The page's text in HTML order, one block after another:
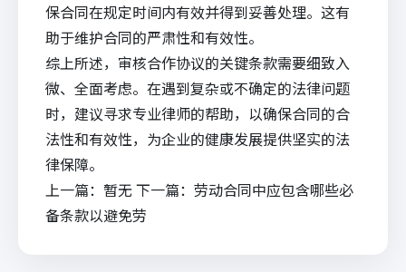
保合同在规定时间内有效并得到妥善处理。这有
助于维护合同的严肃性和有效性。
综上所述，审核合作协议的关键条款需要细致入
微、全面考虑。在遇到复杂或不确定的法律问题
时，建议寻求专业律师的帮助，以确保合同的合
法性和有效性，为企业的健康发展提供坚实的法
律保障。
上一篇： 暂无下一篇： 劳动合同中应包含哪些必
备条款以避免劳